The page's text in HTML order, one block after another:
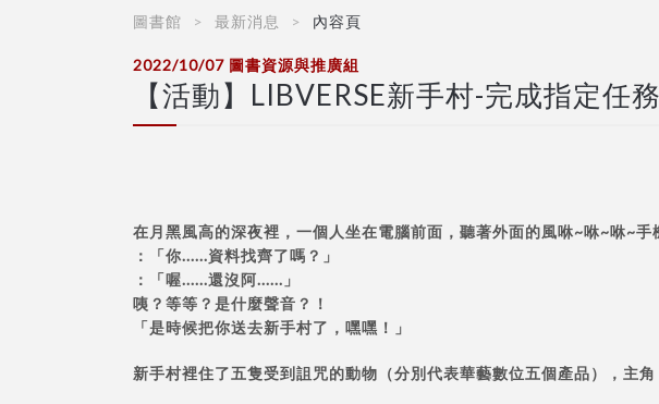
圖書館 最新消息 內容頁
2022/10/07 圖書資源與推廣組
【活動】LIBVERSE新手村-完成指定
在月黑風高的深夜裡，一個人坐在電腦前面，聽著外面的風咻~咻~咻~
：「你......資料找齊了嗎？」
：「喔......還沒阿......」
咦？等等？是什麼聲音？！
「是時候把你送去新手村了，嘿嘿！」
新手村裡住了五隻受到詛咒的動物（分別代表華藝數位五個產品），主